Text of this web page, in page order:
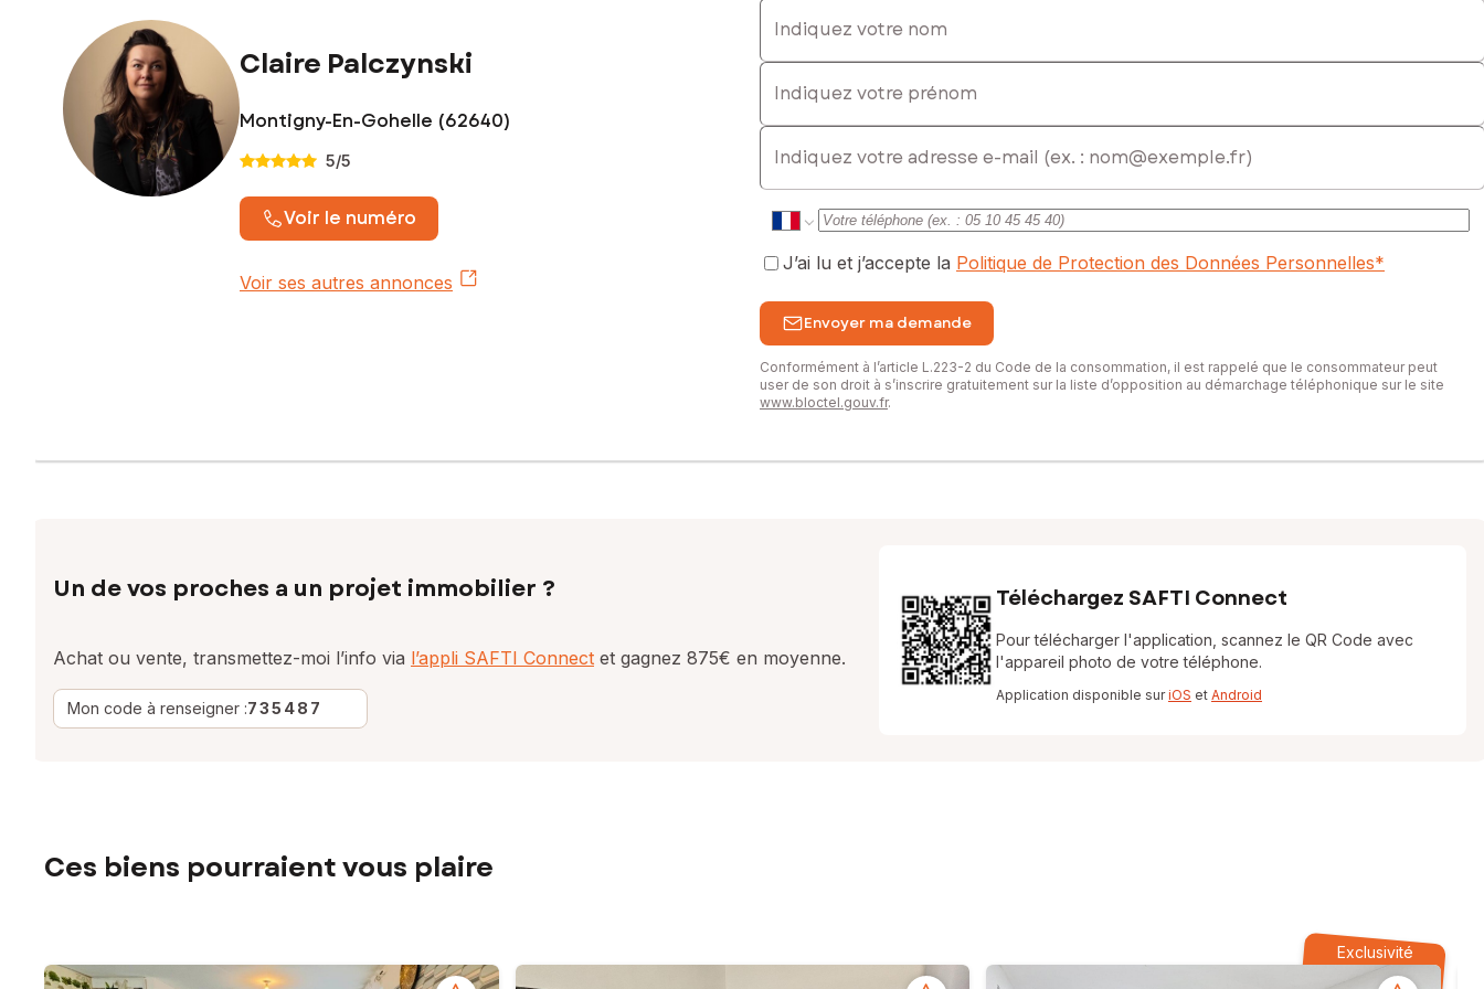
Contactez votre conseiller SAFTI : Claire PALCZYNSKI, Tél. : 0651662110, E-mail : claire.palczynski@safti.fr - EI - Agent commercial immatriculé au RSAC de Arras sous le numéro 844071001
Claire Palczynski
Montigny-En-Gohelle (62640)
5/5
Voir le numéro
Voir ses autres annonces
Indiquez votre nom
Indiquez votre prénom
E-mail
J’ai lu et j’accepte la Politique de Protection des Données Personnelles*
Envoyer ma demande
Conformément à l’article L.223-2 du Code de la consommation, il est rappelé que le consommateur peut
user de son droit à s’inscrire gratuitement sur la liste d’opposition au démarchage téléphonique sur le site
www.bloctel.gouv.fr.
Un de vos proches a un projet immobilier ?
Achat ou vente, transmettez-moi l’info via l’appli SAFTI Connect et gagnez 875€ en moyenne.
Mon code à renseigner :735487
Téléchargez SAFTI Connect
Pour télécharger l'application, scannez le QR Code avec
l'appareil photo de votre téléphone.
Application disponible suriOS et Android
Ces biens pourraient vous plaire
Exclusivité